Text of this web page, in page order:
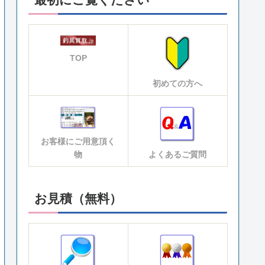
TOP
初めての方へ
お客様にご用意頂く
物
よくあるご質問
お見積（無料）